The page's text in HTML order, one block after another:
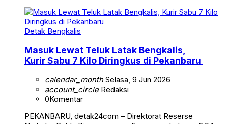
Detak Bengkalis
Masuk Lewat Teluk Latak Bengkalis,
Kurir Sabu 7 Kilo Diringkus di Pekanbaru
calendar_monthSelasa, 9 Jun 2026
account_circleRedaksi
0Komentar
PEKANBARU, detak24com – Direktorat Reserse